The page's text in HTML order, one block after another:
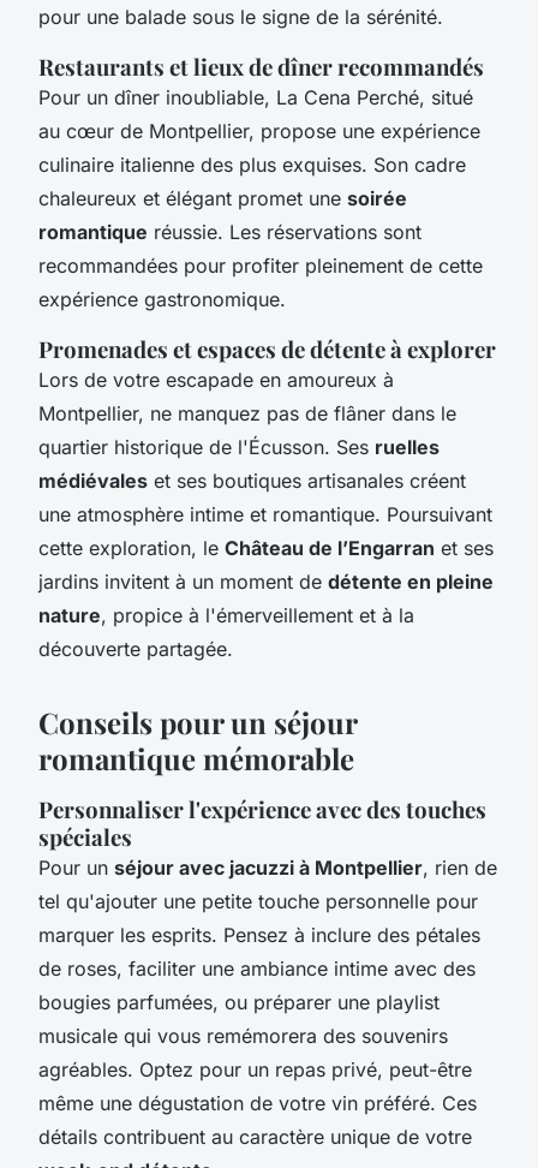
pour une balade sous le signe de la sérénité.
Restaurants et lieux de dîner recommandés
Pour un dîner inoubliable, La Cena Perché, situé
au cœur de Montpellier, propose une expérience
culinaire italienne des plus exquises. Son cadre
chaleureux et élégant promet une soirée
romantique réussie. Les réservations sont
recommandées pour profiter pleinement de cette
expérience gastronomique.
Promenades et espaces de détente à explorer
Lors de votre escapade en amoureux à
Montpellier, ne manquez pas de flâner dans le
quartier historique de l'Écusson. Ses ruelles
médiévales et ses boutiques artisanales créent
une atmosphère intime et romantique. Poursuivant
cette exploration, le Château de l’Engarran et ses
jardins invitent à un moment de détente en pleine
nature, propice à l'émerveillement et à la
découverte partagée.
Conseils pour un séjour
romantique mémorable
Personnaliser l'expérience avec des touches
spéciales
Pour un séjour avec jacuzzi à Montpellier, rien de
tel qu'ajouter une petite touche personnelle pour
marquer les esprits. Pensez à inclure des pétales
de roses, faciliter une ambiance intime avec des
bougies parfumées, ou préparer une playlist
musicale qui vous remémorera des souvenirs
agréables. Optez pour un repas privé, peut-être
même une dégustation de votre vin préféré. Ces
détails contribuent au caractère unique de votre